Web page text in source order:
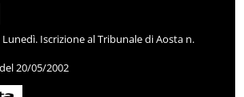
Iscrizione al Tribunale di Aosta n.
20/05/2002